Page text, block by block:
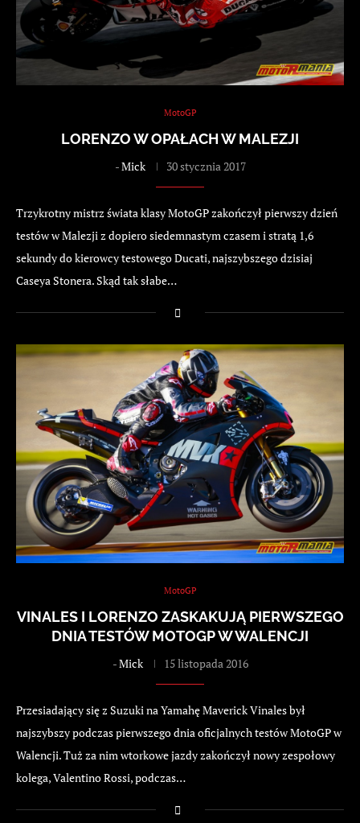
MotoGP
LORENZO W OPAŁACH W MALEZJI
-Mick 30 stycznia 2017
Trzykrotny mistrz świata klasy MotoGP zakończył pierwszy dzień
testów w Malezji z dopiero siedemnastym czasem i stratą 1,6
sekundy do kierowcy testowego Ducati, najszybszego dzisiaj
Caseya Stonera. Skąd tak słabe…
MotoGP
VINALES I LORENZO ZASKAKUJĄ PIERWSZEGO
DNIA TESTÓW MOTOGP W WALENCJI
-Mick 15 listopada 2016
Przesiadający się z Suzuki na Yamahę Maverick Vinales był
najszybszy podczas pierwszego dnia oficjalnych testów MotoGP w
Walencji. Tuż za nim wtorkowe jazdy zakończył nowy zespołowy
kolega, Valentino Rossi, podczas…